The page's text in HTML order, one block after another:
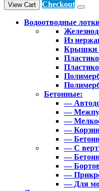
View Cart Checkout
Водоотводные
Из
Крышки
Бетонные:
—
—
—
—
—
— С
—
—
—
— Для